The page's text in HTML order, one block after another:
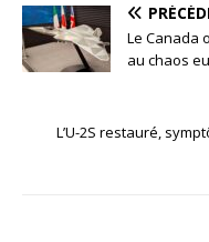
Le Canada
au chaos
L’U-2S restauré,